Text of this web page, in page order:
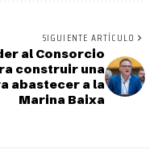
SIGUIENTE ARTÍCULO
al Consorcio
construir una
abastecer a la
Marina Baixa